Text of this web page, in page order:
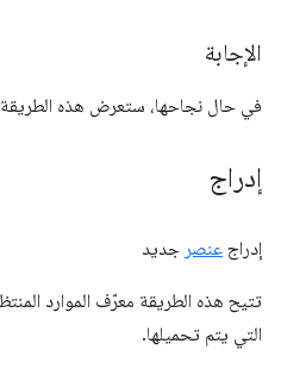
الإجابة
في حال نجاحها، ستعرض هذه الطريقة
إدراج
إدراج عنصر جديد
التي يتم تحميلها.